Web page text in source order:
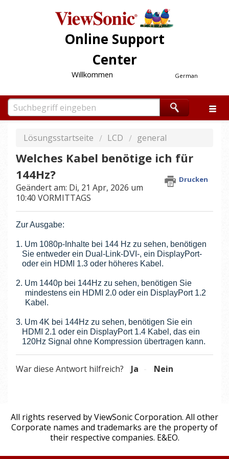
Online Support
Center
German
Willkommen
Lösungsstartseite LCD general
Welches Kabel benötige ich für
144Hz?
Drucken
Geändert am: Di, 21 Apr, 2026 um
10:40 VORMITTAGS
Zur Ausgabe:
1. Um 1080p-Inhalte bei 144 Hz zu sehen, benötigen
Sie entweder ein Dual-Link-DVI-, ein DisplayPort-
oder ein HDMI 1.3 oder höheres Kabel.
2. Um 1440p bei 144Hz zu sehen, benötigen Sie
mindestens ein HDMI 2.0 oder ein DisplayPort 1.2
Kabel.
3. Um 4K bei 144Hz zu sehen, benötigen Sie ein
HDMI 2.1 oder ein DisplayPort 1.4 Kabel, das ein
120Hz Signal ohne Kompression übertragen kann.
War diese Antwort hilfreich? Ja Nein
All rights reserved by ViewSonic Corporation. All other
Corporate names and trademarks are the property of
their respective companies. E&EO.